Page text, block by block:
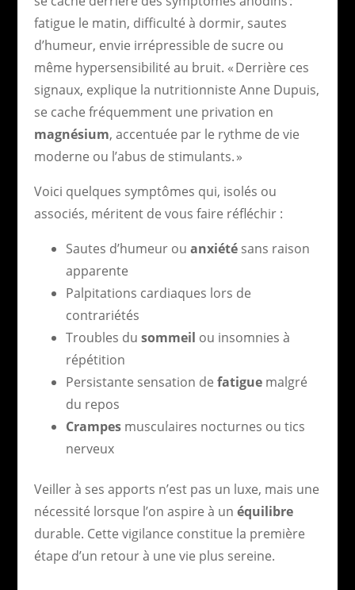
fatigue le matin, difficulté à dormir, sautes
d’humeur, envie irrépressible de sucre ou
même hypersensibilité au bruit. « Derrière ces
signaux, explique la nutritionniste Anne Dupuis,
se cache fréquemment une privation en
magnésium, accentuée par le rythme de vie
moderne ou l’abus de stimulants. »
Voici quelques symptômes qui, isolés ou
associés, méritent de vous faire réfléchir :
Sautes d’humeur ou anxiétésans raison
apparente
Palpitations cardiaques lors de
contrariétés
Troubles du sommeil ou insomnies à
répétition
Persistante sensation de fatiguemalgré
du repos
Crampesmusculaires nocturnes ou tics
nerveux
Veiller à ses apports n’est pas un luxe, mais une
nécessité lorsque l’on aspire à un équilibre
durable. Cette vigilance constitue la première
étape d’un retour à une vie plus sereine.